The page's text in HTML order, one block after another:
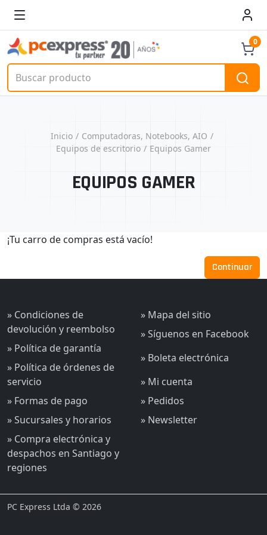
0
Inicio
Computadoras, Notebooks, AIO
Equipos de escritorio
Equipos Gamer
EQUIPOS GAMER
¡Tu carro de compras está vacío!
Continuar
» Condiciones de
devolución y reembolso
» Política de garantía
» Política de órdenes de
servicio
» Formas de pago
» Sucursales y horarios
» Compra electrónica y
despachos en Santiago y
regiones
» Mapa del sitio
» Síguenos en Facebook
» Boleta electrónica
» Mi cuenta
» Pedidos
» Newsletter
PC Express Ltda © 2026